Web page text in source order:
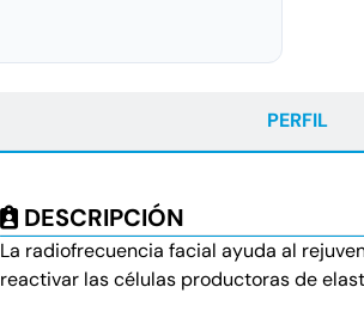
PERFIL
DESCRIPCIÓN
La radiofrecuencia facial ayuda al
reactivar las células productoras de